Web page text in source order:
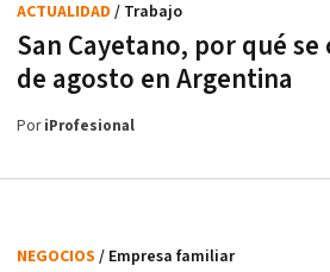
San Cayetano, por qué se
de agosto en Argentina
ACTUALIDAD / Trabajo
PoriProfesional
NEGOCIOS / Empresa familiar